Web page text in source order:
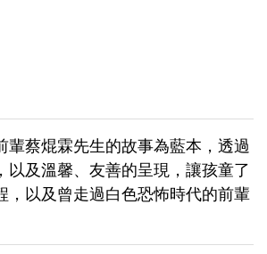
輩蔡焜霖先生的故事為藍本，透過
以及溫馨、友善的呈現，讓孩童了
，以及曾走過白色恐怖時代的前輩